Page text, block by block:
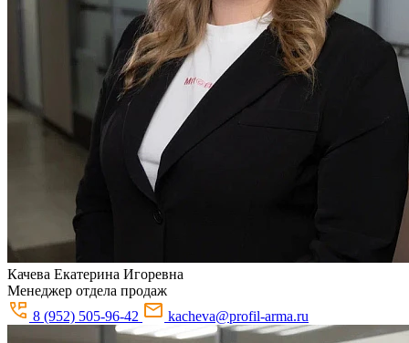
Качева Екатерина Игоревна
Менеджер отдела продаж
8 (952) 505-96-42
kacheva@profil-arma.ru